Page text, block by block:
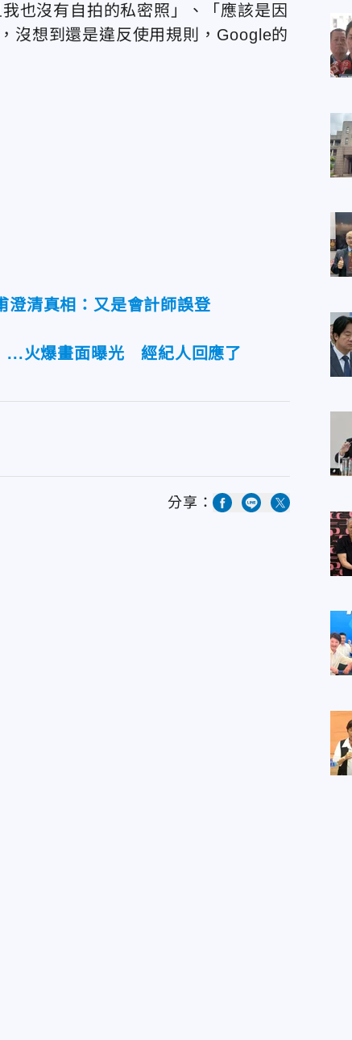
也沒有自拍的私密照」、「應該是因
沒想到還是違反使用規則，Google的
澄清真相：又是會計師誤登
...火爆畫面曝光 經紀人回應了
分享：